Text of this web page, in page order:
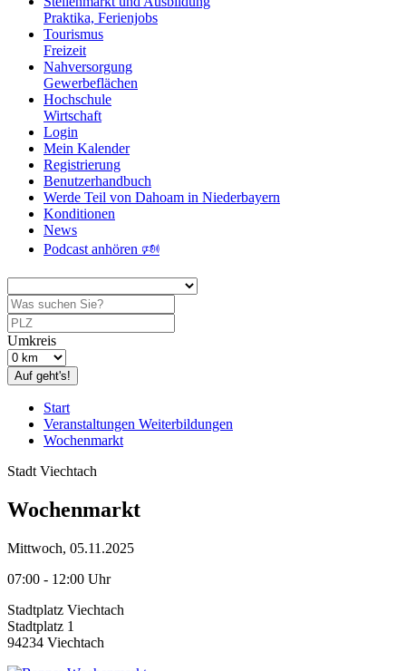
Praktika, Ferienjobs
Tourismus
Freizeit
Nahversorgung
Gewerbeflächen
Hochschule
Wirtschaft
Login
Mein Kalender
Registrierung
Benutzerhandbuch
Werde Teil von Dahoam in Niederbayern
Konditionen
News
Podcast anhören 🕬
Umkreis
Auf geht's!
Start
Veranstaltungen Weiterbildungen
Wochenmarkt
Stadt Viechtach
Wochenmarkt
Mittwoch, 05.11.2025
07:00 - 12:00 Uhr
Stadtplatz Viechtach
Stadtplatz 1
94234 Viechtach